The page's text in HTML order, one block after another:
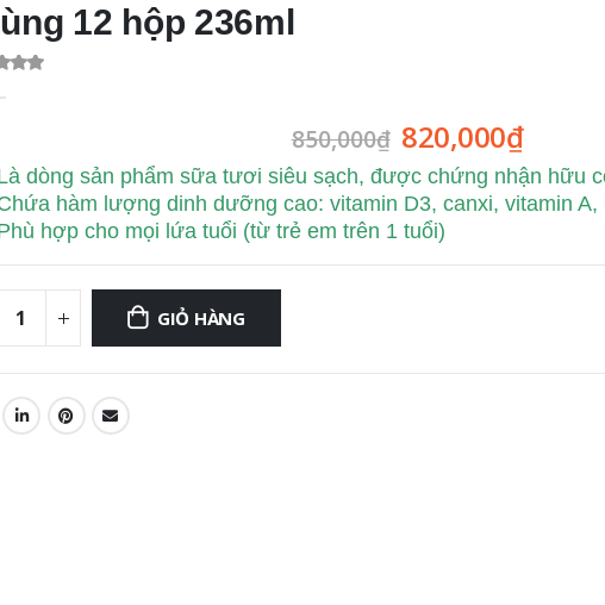
12 hộp 236ml
850,000₫ 820,000₫
dòng sản phẩm sữa tươi siêu sạch, được chứng nhận hữu
hàm lượng dinh dưỡng cao: vitamin D3, canxi, vitamin
hợp cho mọi lứa tuổi (từ trẻ em trên 1 tuổi)
GIỎ HÀNG